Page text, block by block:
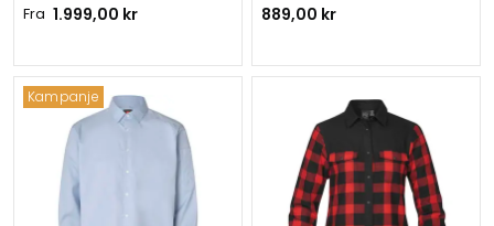
Fra 1.999,00 kr 889,00 kr
Kampanje